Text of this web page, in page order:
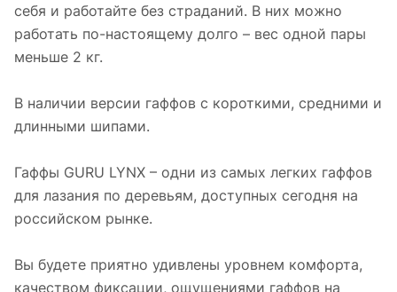
себя и работайте без страданий. В них можно
работать по-настоящему долго – вес одной пары
меньше 2 кг.
В наличии версии гаффов с короткими, средними и
длинными шипами.
Гаффы GURU LYNX – одни из самых легких гаффов
для лазания по деревьям, доступных сегодня на
российском рынке.
Вы будете приятно удивлены уровнем комфорта,
качеством фиксации, ощущениями гаффов на